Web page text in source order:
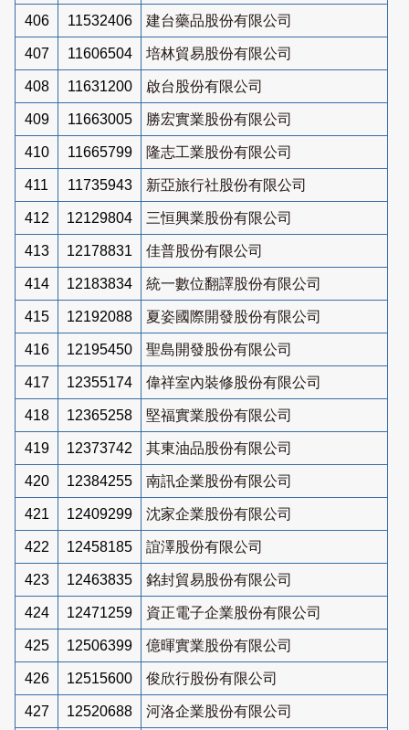
406 11532406 建台藥品股份有限公司
407 11606504 培林貿易股份有限公司
408 11631200 啟台股份有限公司
409 11663005 勝宏實業股份有限公司
410 11665799 隆志工業股份有限公司
411 11735943 新亞旅行社股份有限公司
412 12129804 三恒興業股份有限公司
413 12178831 佳普股份有限公司
414 12183834 統一數位翻譯股份有限公司
415 12192088 夏姿國際開發股份有限公司
416 12195450 聖島開發股份有限公司
417 12355174 偉祥室內裝修股份有限公司
418 12365258 堅福實業股份有限公司
419 12373742 其東油品股份有限公司
420 12384255 南訊企業股份有限公司
421 12409299 沈家企業股份有限公司
422 12458185 誼澤股份有限公司
423 12463835 銘封貿易股份有限公司
424 12471259 資正電子企業股份有限公司
425 12506399 億暉實業股份有限公司
426 12515600 俊欣行股份有限公司
427 12520688 河洛企業股份有限公司